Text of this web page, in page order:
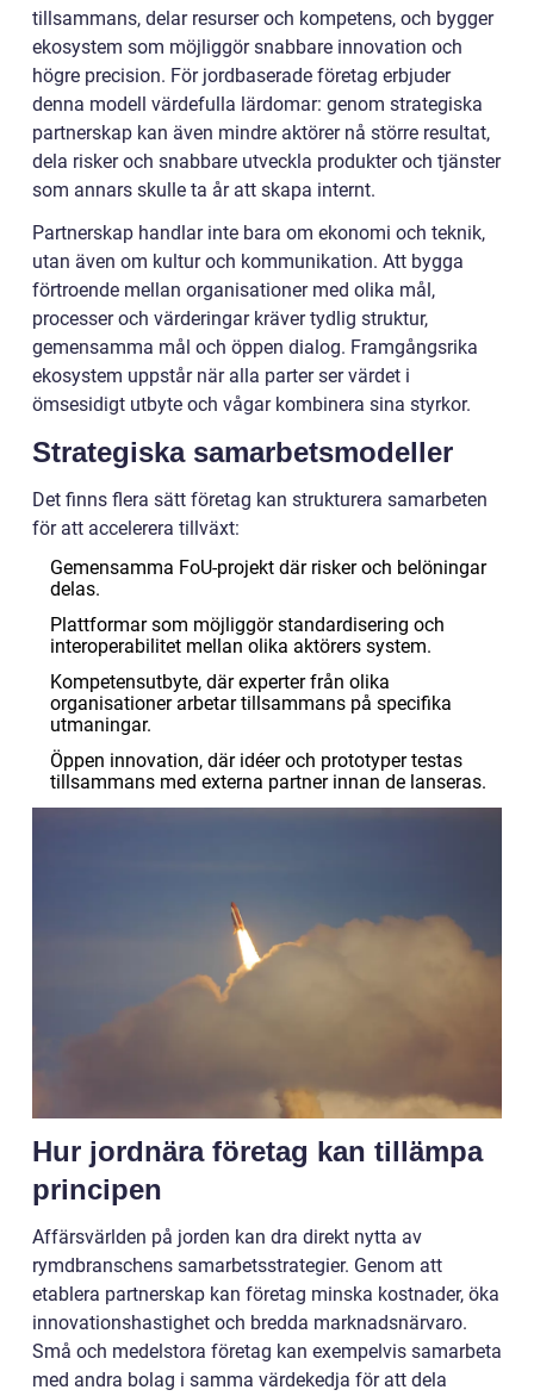
tillsammans, delar resurser och kompetens, och bygger
ekosystem som möjliggör snabbare innovation och
högre precision. För jordbaserade företag erbjuder
denna modell värdefulla lärdomar: genom strategiska
partnerskap kan även mindre aktörer nå större resultat,
dela risker och snabbare utveckla produkter och tjänster
som annars skulle ta år att skapa internt.
Partnerskap handlar inte bara om ekonomi och teknik,
utan även om kultur och kommunikation. Att bygga
förtroende mellan organisationer med olika mål,
processer och värderingar kräver tydlig struktur,
gemensamma mål och öppen dialog. Framgångsrika
ekosystem uppstår när alla parter ser värdet i
ömsesidigt utbyte och vågar kombinera sina styrkor.
Strategiska samarbetsmodeller
Det finns flera sätt företag kan strukturera samarbeten
för att accelerera tillväxt:
Gemensamma FoU-projekt där risker och belöningar
delas.
Plattformar som möjliggör standardisering och
interoperabilitet mellan olika aktörers system.
Kompetensutbyte, där experter från olika
organisationer arbetar tillsammans på specifika
utmaningar.
Öppen innovation, där idéer och prototyper testas
tillsammans med externa partner innan de lanseras.
Hur jordnära företag kan tillämpa
principen
Affärsvärlden på jorden kan dra direkt nytta av
rymdbranschens samarbetsstrategier. Genom att
etablera partnerskap kan företag minska kostnader, öka
innovationshastighet och bredda marknadsnärvaro.
Små och medelstora företag kan exempelvis samarbeta
med andra bolag i samma värdekedja för att dela